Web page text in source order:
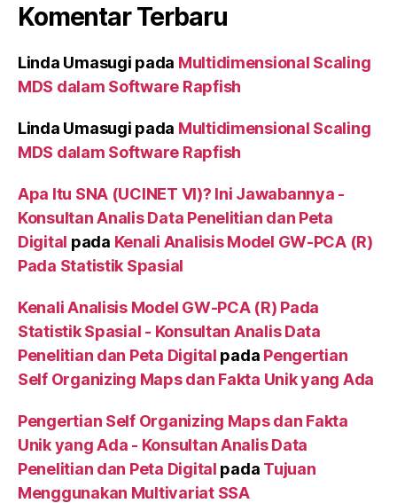
Komentar Terbaru
Linda Umasugi pada Multidimensional Scaling
MDS dalam Software Rapfish
Linda Umasugi pada Multidimensional Scaling
MDS dalam Software Rapfish
Apa Itu SNA (UCINET VI)? Ini Jawabannya -
Konsultan Analis Data Penelitian dan Peta
Digital pada Kenali Analisis Model GW-PCA (R)
Pada Statistik Spasial
Kenali Analisis Model GW-PCA (R) Pada
Statistik Spasial - Konsultan Analis Data
Penelitian dan Peta Digital pada Pengertian
Self Organizing Maps dan Fakta Unik yang Ada
Pengertian Self Organizing Maps dan Fakta
Unik yang Ada - Konsultan Analis Data
Penelitian dan Peta Digital pada Tujuan
Menggunakan Multivariat SSA